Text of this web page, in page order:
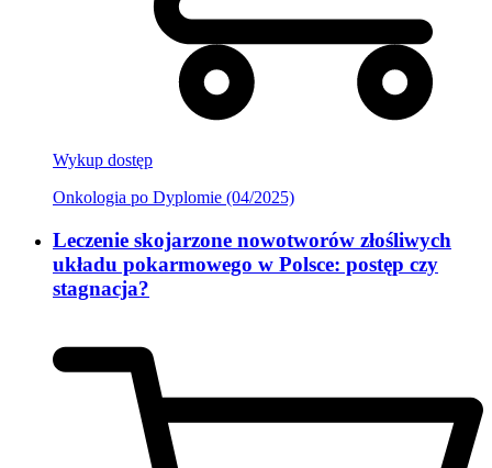
Wykup dostęp
Onkologia po Dyplomie (04/2025)
Leczenie skojarzone nowotworów złośliwych
układu pokarmowego w Polsce: postęp czy
stagnacja?